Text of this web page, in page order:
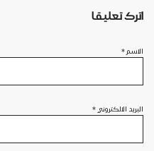
اترك تعليقا
الاسم *
البريد الالكتروني *